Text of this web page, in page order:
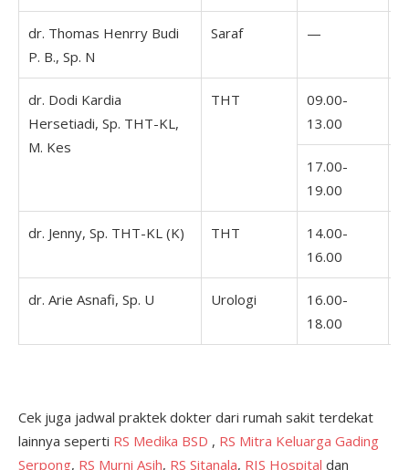
dr. Thomas Henrry Budi
P. B., Sp. N
Saraf —
dr. Dodi Kardia
Hersetiadi, Sp. THT-KL,
M. Kes
THT
09.00-
13.00
17.00-
19.00
dr. Jenny, Sp. THT-KL (K) THT
14.00-
16.00
dr. Arie Asnafi, Sp. U Urologi
16.00-
18.00
Cek juga jadwal praktek dokter dari rumah sakit terdekat
lainnya seperti RS Medika BSD , RS Mitra Keluarga Gading
Serpong, RS Murni Asih, RS Sitanala, RIS Hospital dan